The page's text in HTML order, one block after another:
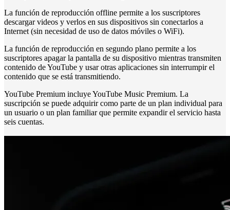
La función de reproducción offline permite a los suscriptores
descargar videos y verlos en sus dispositivos sin conectarlos a
Internet (sin necesidad de uso de datos móviles o WiFi).
La función de reproducción en segundo plano permite a los
suscriptores apagar la pantalla de su dispositivo mientras transmiten
contenido de YouTube y usar otras aplicaciones sin interrumpir el
contenido que se está transmitiendo.
YouTube Premium incluye YouTube Music Premium. La
suscripción se puede adquirir como parte de un plan individual para
un usuario o un plan familiar que permite expandir el servicio hasta
seis cuentas.